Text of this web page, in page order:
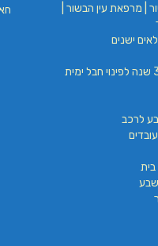
| מרפאת עין הבשור |
ישנים
שינוי קל בלו"ז אירוע 35 שנה לפינוי חבל ימית
לרכב